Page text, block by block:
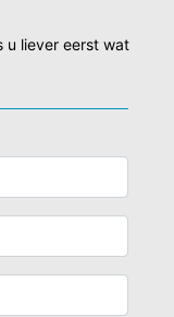
u liever eerst wat